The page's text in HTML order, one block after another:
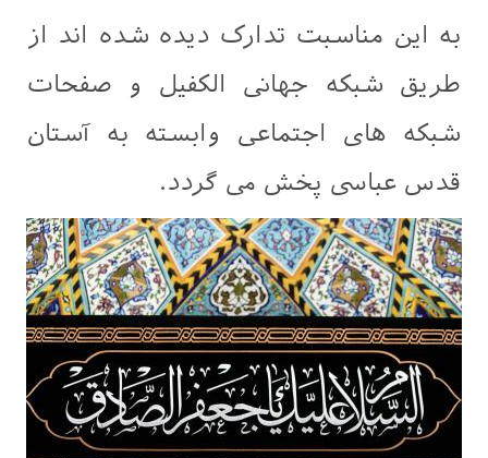
به این مناسبت تدارک دیده شده اند از
طریق شبکه جهانی الکفیل و صفحات
شبکه های اجتماعی وابسته به آستان
قدس عباسی پخش می گردد.